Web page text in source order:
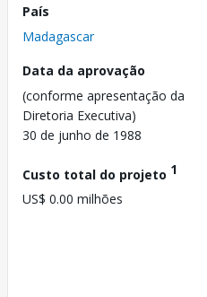
País
Madagascar
Data da aprovação
(conforme apresentação da
Diretoria Executiva)
30 de junho de 1988
Custo total do projeto 1
US$ 0.00 milhões